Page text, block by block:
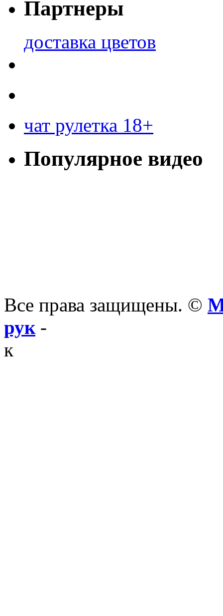
Партнеры
доставка цветов
чат рулетка 18+
Популярное видео
Все права защищены. ©
рук-
к